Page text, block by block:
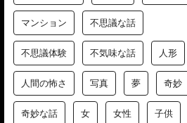
マンション 不思議な話
不思議体験 不気味な話 人形
人間の怖さ 写真 夢 奇妙
奇妙な話 女 女性 子供